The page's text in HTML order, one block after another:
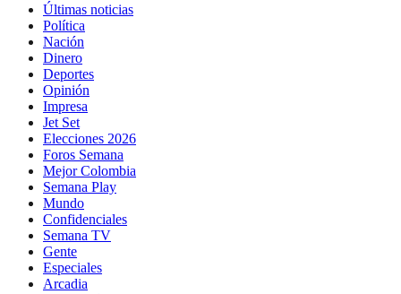
Últimas noticias
Política
Nación
Dinero
Deportes
Opinión
Impresa
Jet Set
Elecciones 2026
Foros Semana
Mejor Colombia
Semana Play
Mundo
Confidenciales
Semana TV
Gente
Especiales
Arcadia